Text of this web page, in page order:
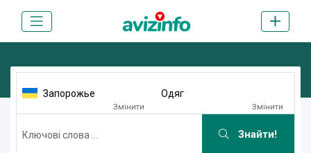
Запорожье
Змінити
Одяг
Змінити
Знайти!